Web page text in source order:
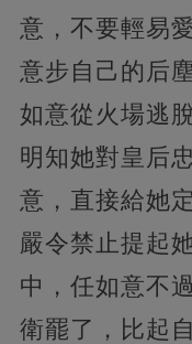
意，不要輕易
意步自己的后
如意從火場逃
明知她對皇后
意，直接給她
嚴令禁止提起
中，任如意不
衛罷了，比起